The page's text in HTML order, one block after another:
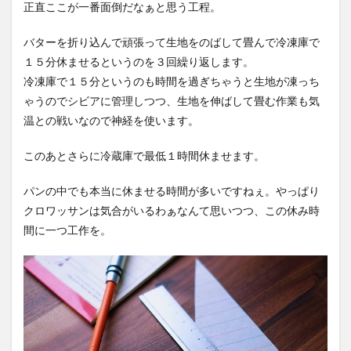
正直ここが一番面倒だなぁと思う工程。
バターを折り込んで頑張って生地をのばして畳んで冷凍庫で
１５分休ませるというのを３回繰り返します。
冷凍庫で１５分というのも時間を過ぎちゃうと生地が凍っち
ゃうのでシビアに管理しつつ、生地を伸ばして畳む作業も気
温との戦いなので神経を使います。
このあとさらに冷蔵庫で最低１時間休ませます。
パンの中でも本当に休ませる時間が多いですねぇ。やっぱり
クロワッサンは気合がいるわぁなんて思いつつ、この休み時
間に一つ工作を。